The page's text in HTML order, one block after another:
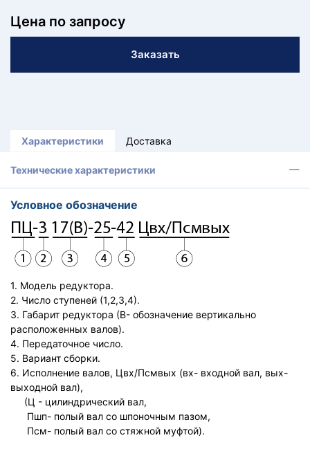
Цена по запросу
Заказать
Характеристики Доставка
Технические характеристики
Условное обозначение
1. Модель редуктора.
2. Число ступеней (1,2,3,4).
3. Габарит редуктора (В- обозначение вертикально
расположенных валов).
4. Передаточное число.
5. Вариант сборки.
6. Исполнение валов, Цвх/Псмвых (вх- входной вал, вых-
выходной вал),
(Ц - цилиндрический вал,
Пшп- полый вал со шпоночным пазом,
Псм- полый вал со стяжной муфтой).